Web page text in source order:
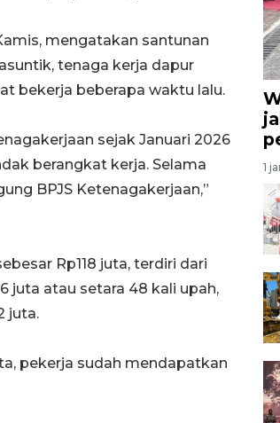
mengatakan santunan
tenaga kerja dapur
bekerja beberapa waktu lalu.
sejak Januari 2026
berangkat kerja. Selama
BPJS Ketenagakerjaan,”
Rp118 juta, terdiri dari
juta atau setara 48 kali upah,
juta.
pekerja sudah mendapatkan
1